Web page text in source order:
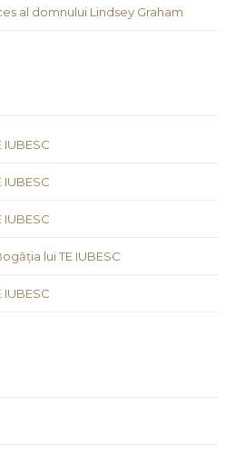
al domnului Lindsey Graham
IUBESC
IUBESC
IUBESC
lui TE IUBESC
IUBESC